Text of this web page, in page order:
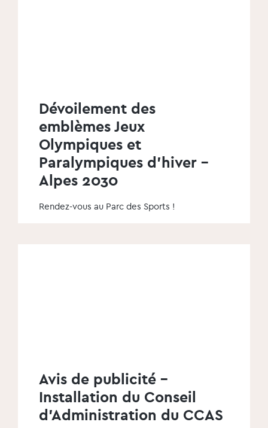
Dévoilement des
emblèmes Jeux
Olympiques et
Paralympiques d'hiver -
Alpes 2030
Rendez-vous au Parc des Sports !
Avis de publicité -
Installation du Conseil
d'Administration du CCAS